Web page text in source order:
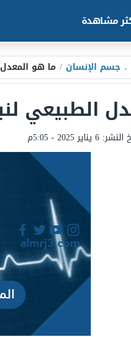
مشاهدة
، جسم الإنسان / ما هو
الطبيعي
النشر: 6 يناير 2025 - 5:05م